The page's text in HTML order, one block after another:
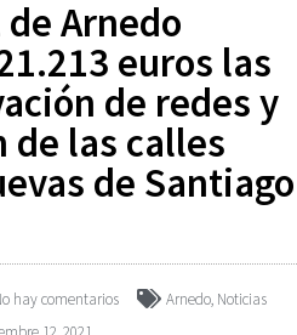
Arnedo
euros las
de redes y
las calles
de Santiago
hay comentarios Arnedo, Noticias